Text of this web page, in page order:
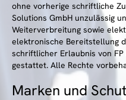
ohne vorherige schriftliche
Solutions GmbH unzulässig
Weiterverbreitung sowie
elektronische Bereitstellung
schriftlicher Erlaubnis von FP
gestattet. Alle Rechte
Marken und